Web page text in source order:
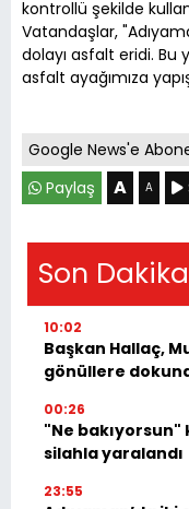
kontrollü şekilde
Vatandaşlar,
dolayı asfalt eridi. Bu
asfalt ayağımıza
Google News'e
Paylaş
A A
Son Dakika
10:02
Başkan Hallaç,
gönüllere
00:26
"Ne bakıyorsun"
silahla yaralandı
23:55